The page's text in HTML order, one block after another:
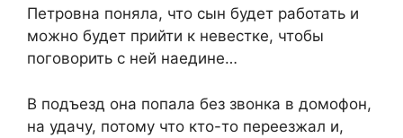
Петровна поняла, что сын будет работать и
можно будет прийти к невестке, чтобы
поговорить с ней наедине…
В подъезд она попала без звонка в домофон,
на удачу, потому что кто-то переезжал и,